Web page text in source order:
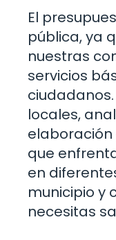
El
pública, ya
nuestras
servicios
locales,
que
en
municipio y
necesitas